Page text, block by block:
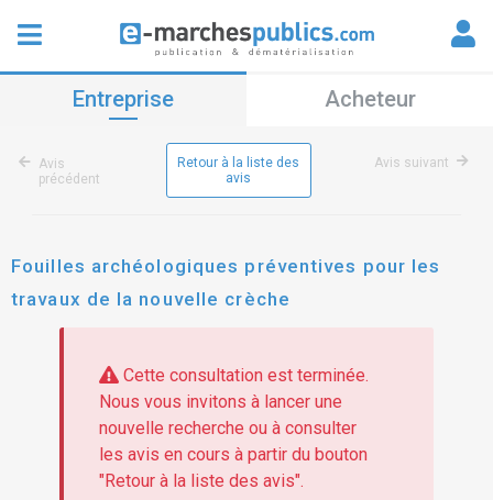
Entreprise Acheteur
Avis
précédent
Retour à la liste des
avis
Avis suivant
Fouilles archéologiques préventives pour les
travaux de la nouvelle crèche
Cette consultation est terminée.
Nous vous invitons à lancer une
nouvelle recherche ou à consulter
les avis en cours à partir du bouton
"Retour à la liste des avis".